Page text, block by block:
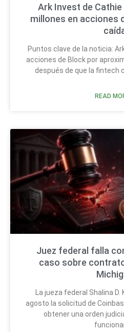
Ark Invest de Cathie
millones en acciones
Puntos clave de la noticia:
acciones de Block por
después de que la fintech
READ
Juez federal falla
caso sobre
La jueza federal Shalina
agosto la solicitud de
obtener una orden